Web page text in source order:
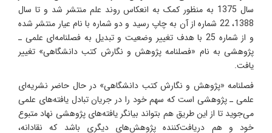
سال 1375 به منظور کمک به انعکاس روند علم منتشر شد و تا سال
1388، 22 شماره از آن به چاپ رسید و دو شماره با نام عیار منتشر شده
و از شماره 25 با هدف تغییر وضعیت و تبدیل به فصلنامه‌ای علمی ـ
پژوهشی به نام «فصلنامه پژوهش و نگارش کتب دانشگاهی» تغییر
یافت.
فصلنامه «پژوهش و نگارش کتب دانشگاهی» در حال حاضر نشریه‌ای
علمی ـ پژوهشی است که سهم خود را در جریان تبادل یافته‌های علمی
می‌جوید تا از این طریق هم بتواند بیانگر یافته‌های پژوهشی نهاد متبوع
خود و هم دریافت‌کننده پژوهش‌های دیگری باشد که نقادانه،